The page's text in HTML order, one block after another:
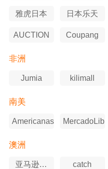
本站
雅虎日本 日本乐天
AUCTION Coupang
非洲
Jumia kilimall
南美
Americanas MercadoLibre
澳洲
亚马逊澳
catch